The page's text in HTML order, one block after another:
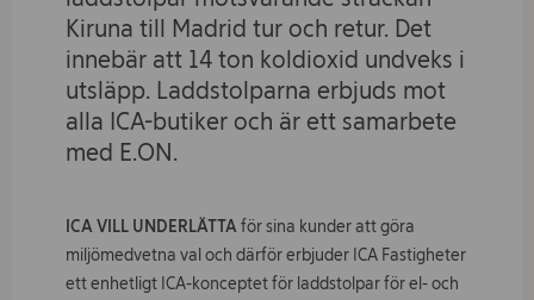
ICAs fyra butiksformat
Om ICA Fastigheter
Kontakt
Kiruna till Madrid tur och retur. Det
innebär att 14 ton koldioxid undveks i
utsläpp. Laddstolparna erbjuds mot
alla ICA-butiker och är ett samarbete
med E.ON.
CA VILL UNDERLÄTTAför sina kunder att göra
miljömedvetna val och därför erbjuder ICA Fastigheter
ett enhetligt ICA-konceptet för laddstolpar för el- och